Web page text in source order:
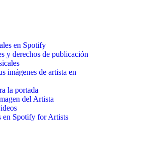
en Spotify
y derechos de publicación
imágenes de artista en
la portada
del Artista
en Spotify for Artists